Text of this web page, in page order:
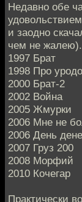
Недавно обе
и заодно
чем не жалею).
1997 Брат
1998 Про
2000 Брат-2
2002 Война
2005 Жмурки
2006 Мне не
2006 День
2007 Груз 200
2008 Морфий
2010 Кочегар
Практически